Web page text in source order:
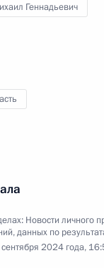
Геннадьевич
Новости личного
данных по
2024 года,